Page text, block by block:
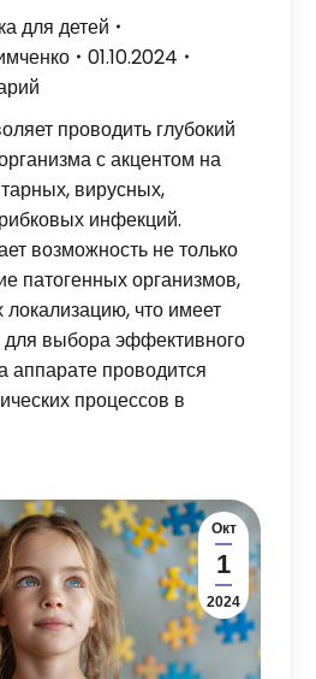
для детей
01.10.2024
проводить глубокий
с акцентом на
вирусных,
инфекций.
возможность не только
патогенных организмов,
локализацию, что имеет
выбора эффективного
аппарате проводится
процессов в
Окт
1
2024